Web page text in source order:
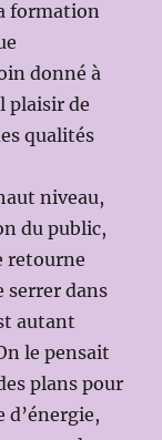
formation
donné à
plaisir de
qualités
niveau,
du public,
retourne
serrer dans
autant
le pensait
plans pour
d’énergie,